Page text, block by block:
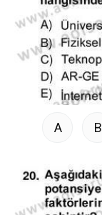
A B